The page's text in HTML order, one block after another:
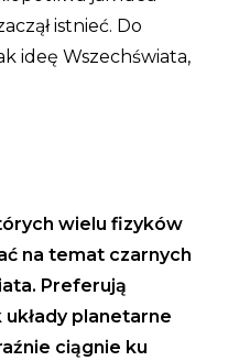
istnieć. Do
ideę Wszechświata,
wielu fizyków
na temat czarnych
Preferują
planetarne
ciągnie ku